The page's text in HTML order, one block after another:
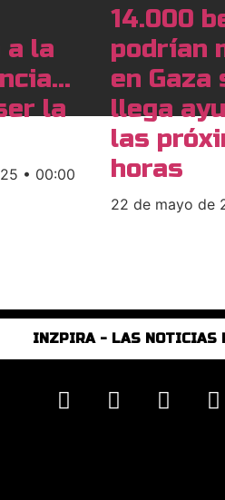
a la
la
00:00
14.000
podrían
en Gaza
llega
las
horas
22 de mayo de
INZPIRA - LAS NOTICIAS